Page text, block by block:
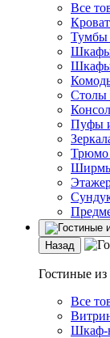
Все
Тумбы
Шкафы
Столы
Пуфы и
Трюмо
Ширмы
Назад
Гостиные из
Все
Шкаф-